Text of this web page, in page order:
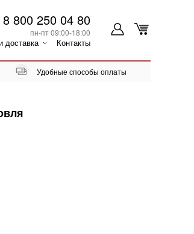
8 800 250 04 80
пн-пт 09:00-18:00
доставка Контакты
Удобные способы оплаты